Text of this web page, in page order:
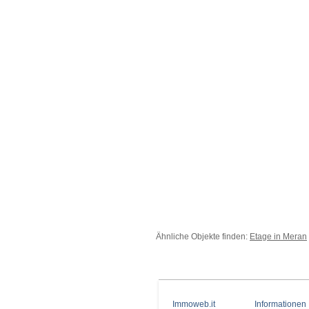
Ähnliche Objekte finden: Etage in Meran
Immoweb.it Informationen